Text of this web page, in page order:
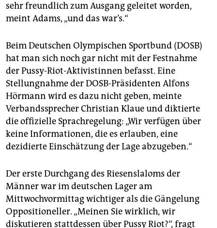
sehr freundlich zum Ausgang geleitet worden,
meint Adams, „und das war’s.“
Beim Deutschen Olympischen Sportbund (DOSB)
hat man sich noch gar nicht mit der Festnahme
der Pussy-Riot-Aktivistinnen befasst. Eine
Stellungnahme der DOSB-Präsidenten Alfons
Hörmann wird es dazu nicht geben, meinte
Verbandssprecher Christian Klaue und diktierte
die offizielle Sprachregelung: „Wir verfügen über
keine Informationen, die es erlauben, eine
dezidierte Einschätzung der Lage abzugeben.“
Der erste Durchgang des Riesenslaloms der
Männer war im deutschen Lager am
Mittwochvormittag wichtiger als die Gängelung
Oppositioneller. „Meinen Sie wirklich, wir
diskutieren stattdessen über Pussy Riot?“, fragt